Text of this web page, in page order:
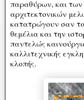
παραθύρων, και
αρχιτεκτονικών
κατατρώγουν σαν
θεμέλια και την
παντελώς
καλλιτεχνικής
κλοπής.